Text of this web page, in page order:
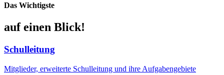
Das Wichtigste
auf einen Blick!
Schulleitung
Mitglieder, erweiterte Schulleitung und ihre Aufgabengebiete